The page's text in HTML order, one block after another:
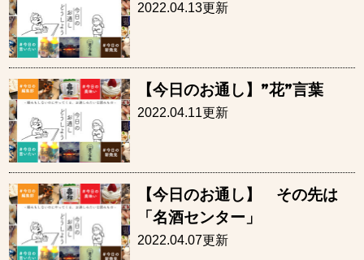
2022.04.13更新
【今日のお通し】”花”言葉
2022.04.11更新
【今日のお通し】 その先は
「名酒センター」
2022.04.07更新